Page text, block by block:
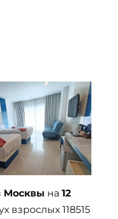
Москвы на 12
взрослых 118515